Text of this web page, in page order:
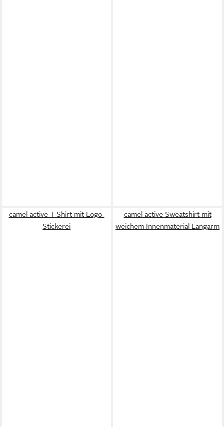
camel active T-Shirt mit Logo-
Stickerei
camel active Sweatshirt mit
weichem Innenmaterial Langarm